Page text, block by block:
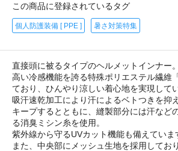
この商品に登録されているタグ
個人防護装備 [ PPE ] 暑さ対策特集
直接頭に被るタイプのヘルメットインナー。
高い冷感機能を誇る特殊ポリエステル繊維
ており、ひんやり涼しい着心地を実現して
吸汗速乾加工により汗によるベトつきを抑
キープするとともに、縫製部分には汗など
る消臭ミシン糸を使用。
紫外線から守るUVカット機能も備えていま
また、中央部にメッシュ生地を採用してお